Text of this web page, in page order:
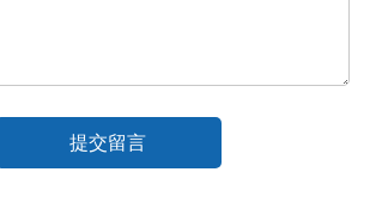
提交留言